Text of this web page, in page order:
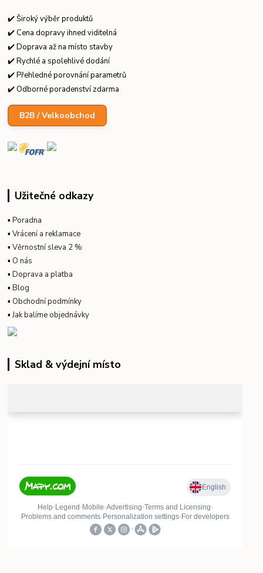
✔️ Široký výběr produktů
✔️ Cena dopravy ihned viditelná
✔️ Doprava až na místo stavby
✔️ Rychlé a spolehlivé dodání
✔️ Přehledné porovnání parametrů
✔️ Odborné poradenství zdarma
B2B / Velkoobchod
Užitečné odkazy
▪Poradna
▪Vrácení a reklamace
▪Věrnostní sleva 2 %
▪ O nás
▪Doprava a platba
▪Blog
▪ Obchodní podmínky
▪Jak balíme objednávky
Sklad & výdejní místo